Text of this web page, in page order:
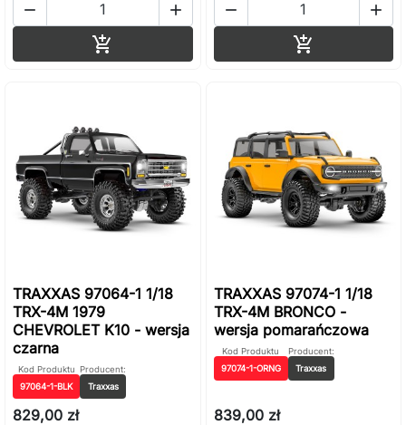
 

 

TRAXXAS 97064-1 1/18
TRX-4M 1979
CHEVROLET K10 - wersja
czarna
Kod Produktu
97064-1-BLK
Producent:
Traxxas
829,00 zł
TRAXXAS 97074-1 1/18
TRX-4M BRONCO -
wersja pomarańczowa
Kod Produktu
97074-1-ORNG
Producent:
Traxxas
839,00 zł